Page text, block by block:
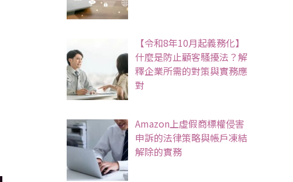
【令和8年10月起義務化】
什麼是防止顧客騷擾法？解
釋企業所需的對策與實務應
對
Amazon上虛假商標權侵害
申訴的法律策略與帳戶凍結
解除的實務